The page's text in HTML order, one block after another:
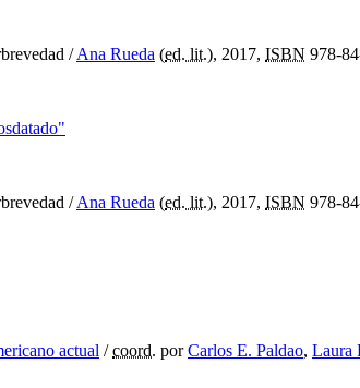
/Ana Rueda (ed. lit.), 2017, ISBN 978-
/Ana Rueda (ed. lit.), 2017, ISBN 978-
actual /coord. porCarlos E. Paldao, Laura